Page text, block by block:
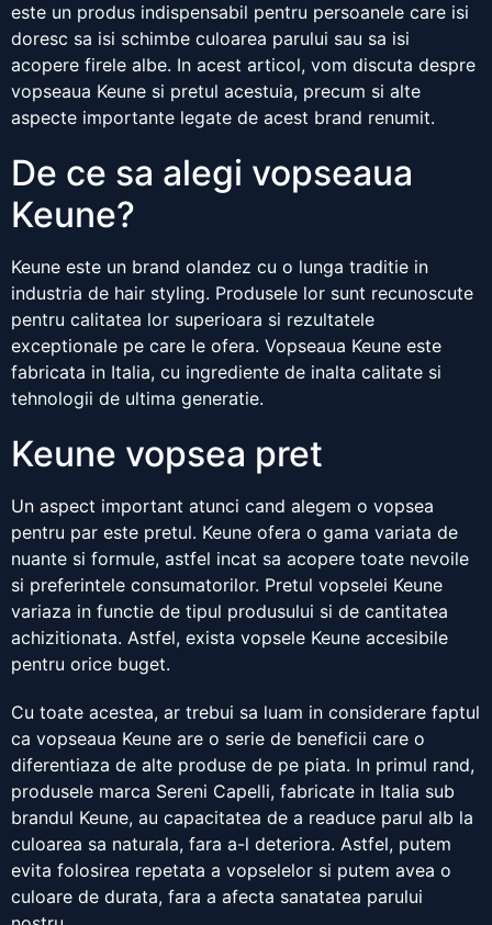
este un produs indispensabil pentru persoanele care isi
doresc sa isi schimbe culoarea parului sau sa isi
acopere firele albe. In acest articol, vom discuta despre
vopseaua Keune si pretul acestuia, precum si alte
aspecte importante legate de acest brand renumit.
De ce sa alegi vopseaua
Keune?
Keune este un brand olandez cu o lunga traditie in
industria de hair styling. Produsele lor sunt recunoscute
pentru calitatea lor superioara si rezultatele
exceptionale pe care le ofera. Vopseaua Keune este
fabricata in Italia, cu ingrediente de inalta calitate si
tehnologii de ultima generatie.
Keune vopsea pret
Un aspect important atunci cand alegem o vopsea
pentru par este pretul. Keune ofera o gama variata de
nuante si formule, astfel incat sa acopere toate nevoile
si preferintele consumatorilor. Pretul vopselei Keune
variaza in functie de tipul produsului si de cantitatea
achizitionata. Astfel, exista vopsele Keune accesibile
pentru orice buget.
Cu toate acestea, ar trebui sa luam in considerare faptul
ca vopseaua Keune are o serie de beneficii care o
diferentiaza de alte produse de pe piata. In primul rand,
produsele marca Sereni Capelli, fabricate in Italia sub
brandul Keune, au capacitatea de a readuce parul alb la
culoarea sa naturala, fara a-l deteriora. Astfel, putem
evita folosirea repetata a vopselelor si putem avea o
culoare de durata, fara a afecta sanatatea parului